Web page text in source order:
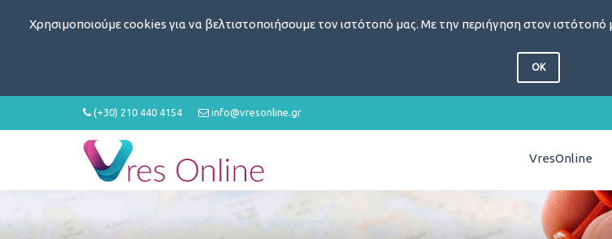
Χρησιμοποιούμε cookies για να βελτιστοποιήσουμε τον ιστότοπό μας. Με την περιήγηση στον
OK
(+30) 210 440 4154 info@vresonline.gr
VresOnline